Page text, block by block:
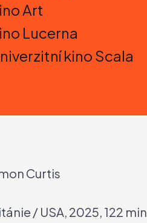
Art
Lucerna
kino Scala
Curtis
/ USA, 2025, 122 min